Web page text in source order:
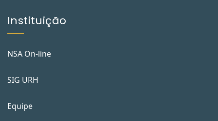
Instituição
NSA On-line
SIG URH
Equipe